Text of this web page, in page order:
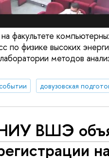
факультете
по физике высоких
методов
довузовская
ВШЭ